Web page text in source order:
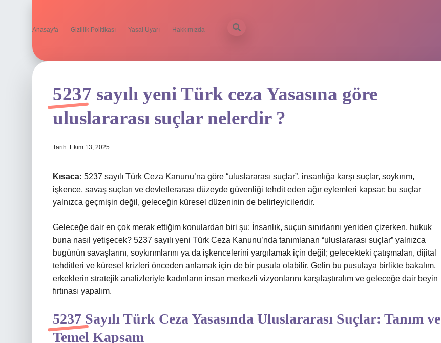
Anasayfa Gizlilik Politikası Yasal Uyarı Hakkımızda
5237 sayılı yeni Türk ceza Yasasına göre
uluslararası suçlar nelerdir ?
Tarih: Ekim 13, 2025
Kısaca: 5237 sayılı Türk Ceza Kanunu’na göre “uluslararası suçlar”, insanlığa karşı suçlar, soykırım,
işkence, savaş suçları ve devletlerarası düzeyde güvenliği tehdit eden ağır eylemleri kapsar; bu suçlar
yalnızca geçmişin değil, geleceğin küresel düzeninin de belirleyicileridir.
Geleceğe dair en çok merak ettiğim konulardan biri şu: İnsanlık, suçun sınırlarını yeniden çizerken, hukuk
buna nasıl yetişecek? 5237 sayılı yeni Türk Ceza Kanunu’nda tanımlanan “uluslararası suçlar” yalnızca
bugünün savaşlarını, soykırımlarını ya da işkencelerini yargılamak için değil; gelecekteki çatışmaları, dijital
tehditleri ve küresel krizleri önceden anlamak için de bir pusula olabilir. Gelin bu pusulaya birlikte bakalım,
erkeklerin stratejik analizleriyle kadınların insan merkezli vizyonlarını karşılaştıralım ve geleceğe dair beyin
fırtınası yapalım.
5237 Sayılı Türk Ceza Yasasında Uluslararası Suçlar: Tanım ve
Temel Kapsam